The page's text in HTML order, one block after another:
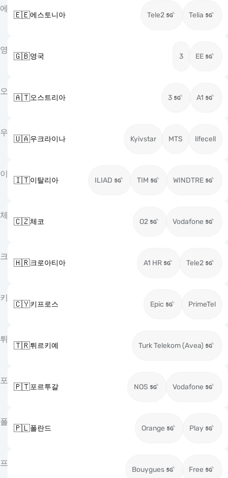
에
🇪🇪에스토니아 Tele2 Telia
영
🇬🇧영국 3 EE
오
🇦🇹오스트리아 3 A1
우
🇺🇦우크라이나 Kyivstar MTS lifecell
이
🇮🇹이탈리아 ILIAD TIM WINDTRE
체
🇨🇿체코 O2 Vodafone
크
🇭🇷크로아티아 A1 HR Tele2
키
🇨🇾키프로스 Epic PrimeTel
튀
🇹🇷튀르키예 Turk Telekom (Avea)
포
🇵🇹포르투갈 NOS Vodafone
폴
🇵🇱폴란드 Orange Play
프
Bouygues Free